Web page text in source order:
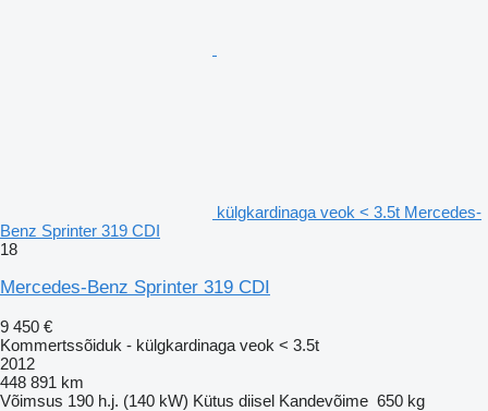
külgkardinaga veok < 3.5t Mercedes-
Benz Sprinter 319 CDI
18
Mercedes-Benz Sprinter 319 CDI
9 450 €
Kommertssõiduk - külgkardinaga veok < 3.5t
2012
448 891 km
Võimsus 190 h.j. (140 kW) Kütus diisel Kandevõime 650 kg